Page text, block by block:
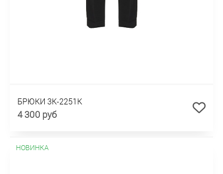
БРЮКИ 3К-2251К
4 300 руб
НОВИНКА